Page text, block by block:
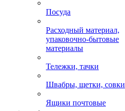
Посуда
Расходный материал,
упаковочно-бытовые
материалы
Тележки, тачки
Швабры, щетки, совки
Ящики почтовые